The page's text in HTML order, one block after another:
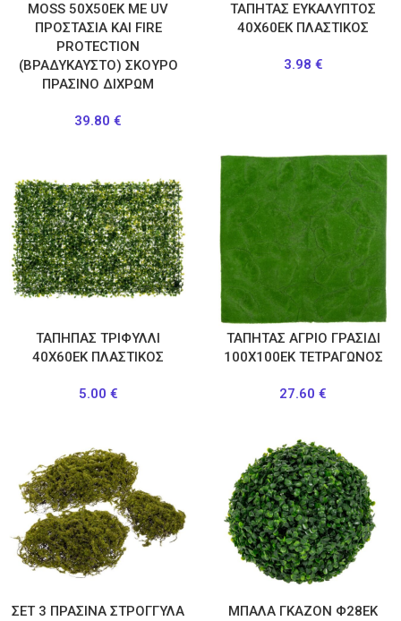
MOSS 50Χ50ΕΚ ΜΕ UV
ΠΡΟΣΤΑΣΙΑ ΚΑΙ FIRE
PROTECTION
(ΒΡΑΔΥΚΑΥΣΤΟ) ΣΚΟΥΡΟ
ΠΡΑΣΙΝΟ ΔΙΧΡΩΜ
39.80 €
ΤΑΠΗΤΑΣ ΕΥΚΑΛΥΠΤΟΣ
40Χ60ΕΚ ΠΛΑΣΤΙΚΟΣ
3.98 €
ΤΑΠΗΠΑΣ ΤΡΙΦΥΛΛΙ
40Χ60ΕΚ ΠΛΑΣΤΙΚΟΣ
5.00 €
ΤΑΠΗΤΑΣ ΑΓΡΙΟ ΓΡΑΣΙΔΙ
100Χ100ΕΚ ΤΕΤΡΑΓΩΝΟΣ
27.60 €
ΣΕΤ 3 ΠΡΑΣΙΝΑ ΣΤΡΟΓΓΥΛΑ
ΜΠΑΛΑ ΓΚΑΖΟΝ Φ28ΕΚ